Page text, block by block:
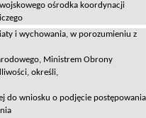
ośrodka koordynacji
i wychowania, w porozumieniu z
Ministrem Obrony
określi,
do wniosku o podjęcie postępowania